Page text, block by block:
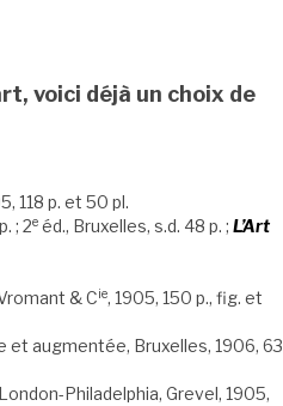
voici déjà un choix de
118 p. et 50 pl.
; 2eéd., Bruxelles, s.d. 48 p. ; L’Art
& Cie, 1905, 150 p., fig. et
et augmentée, Bruxelles, 1906, 63
Philadelphia, Grevel, 1905,